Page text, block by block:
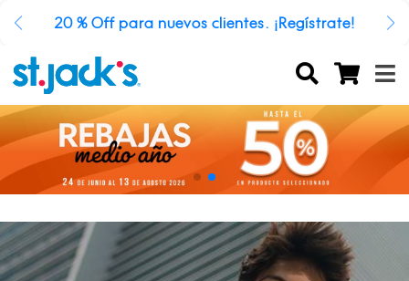
20 % Off para nuevos clientes. ¡Regístrate!